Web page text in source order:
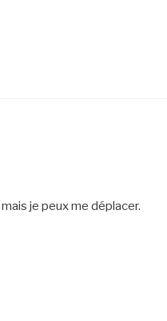
je peux me déplacer.